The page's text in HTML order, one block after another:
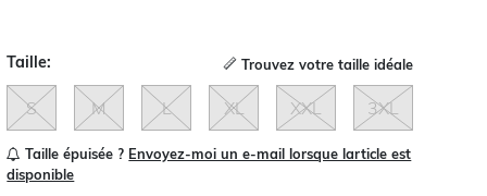
Taille: Trouvez votre taille idéale
S M L XL XXL 3XL
Taille épuisée ? Envoyez-moi un e-mail lorsque larticle est
disponible